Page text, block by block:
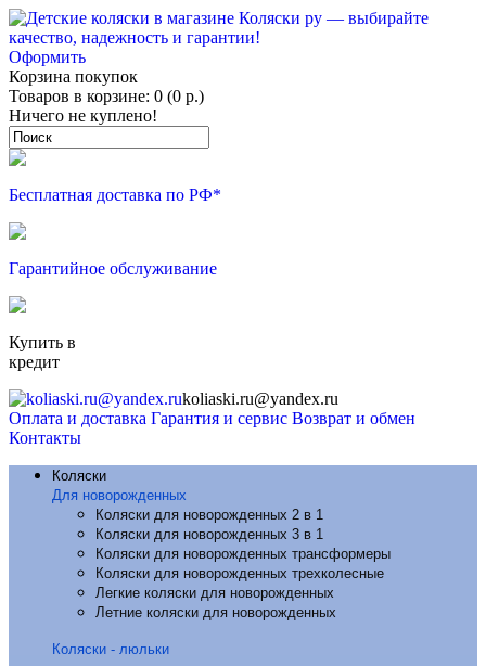
Оформить
Корзина покупок
Товаров в корзине: 0 (0 р.)
Ничего не куплено!
Бесплатная доставка по РФ*
Гарантийное обслуживание
Купить в
кредит
koliaski.ru@yandex.ru
Оплата и доставка Гарантия и сервис Возврат и обмен
Контакты
Коляски
Для новорожденных
Коляски для новорожденных 2 в 1
Коляски для новорожденных 3 в 1
Коляски для новорожденных трансформеры
Коляски для новорожденных трехколесные
Легкие коляски для новорожденных
Летние коляски для новорожденных
Коляски - люльки